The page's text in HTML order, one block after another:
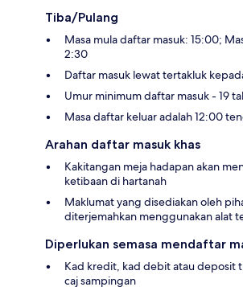
Tiba/Pulang
Masa mula daftar masuk: 15:00;
2:30
Daftar masuk lewat tertakluk
Umur minimum daftar masuk - 19
Masa daftar keluar adalah 12:00
Arahan daftar masuk khas
Kakitangan meja hadapan akan
ketibaan di hartanah
Maklumat yang disediakan oleh
diterjemahkan menggunakan alat
Diperlukan semasa mendaftar
Kad kredit, kad debit atau deposit
caj sampingan